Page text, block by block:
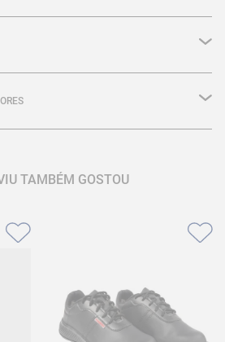
TAMBÉM GOSTOU